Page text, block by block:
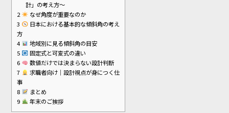
計」の考え方〜
2
なぜ角度が重要なのか
3
日本における基本的な傾斜角の考え
方
4
地域別に見る傾斜角の目安
5
固定式と可変式の違い
6
数値だけでは決まらない設計判断
7
求職者向け｜設計視点が身につく仕
事
8
まとめ
9
年末のご挨拶